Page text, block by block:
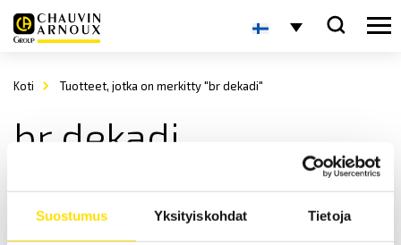
Suostumus Yksityiskohdat Tietoja
Koti Tuotteet, jotka on merkitty "br dekadi"
br dekadi